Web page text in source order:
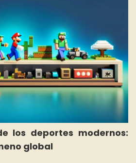
los deportes modernos:
global